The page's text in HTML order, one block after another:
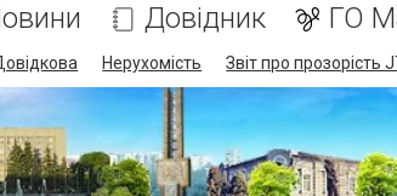
Довідник ГО
Нерухомість Звіт про прозорість